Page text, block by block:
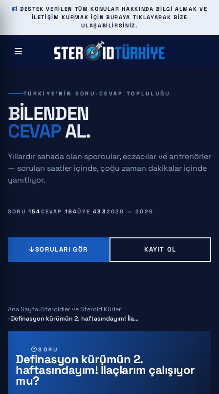
DESTEK VERILEN TÜM KONULAR HAKKINDA BILGI ALMAK VE
ILETIŞIM KURMAK IÇIN BURAYA TIKLAYARAK BIZE
ULAŞABILIRSINIZ.
TÜRKIYE'NIN SORU-CEVAP TOPLULUĞU
BILENDEN
CEVAPAL.
Yıllardır sahada olan sporcular, eczacılar ve antrenörler
— soruları saatler içinde, çoğu zaman dakikalar içinde
yanıtlıyor.
SORU 154 CEVAP 164ÜYE4332020 — 2026
SORULARI GÖR KAYIT OL
Ana Sayfa Steroidler ve Steroid Kürleri
Definasyon kürümün 2. haftasındayım! İlaçlarım çalışıyor mu?
SORU
Definasyon kürümün 2.
haftasındayım! İlaçlarım çalışıyor
mu?